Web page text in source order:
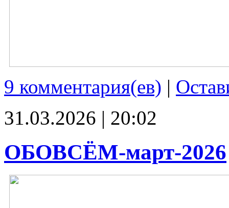
9 комментария(ев) |
31.03.2026 | 20:02
ОБОВСЁМ-март-2026